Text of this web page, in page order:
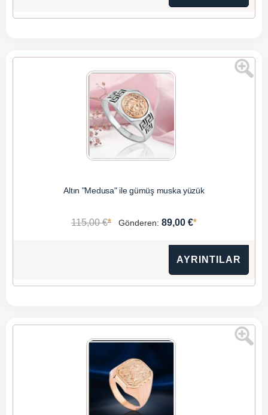
Altın "Medusa" ile gümüş muska yüzük
115,00 €* Gönderen: 89,00 €*
AYRINTILAR